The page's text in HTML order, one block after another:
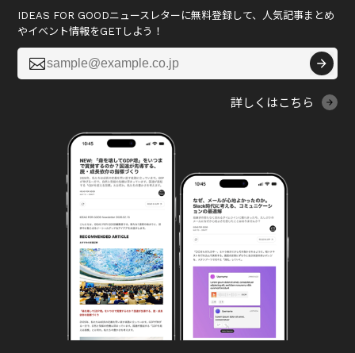
IDEAS FOR GOODニュースレターに無料登録して、人気記事まとめ
やイベント情報をGETしよう！

詳しくはこちら